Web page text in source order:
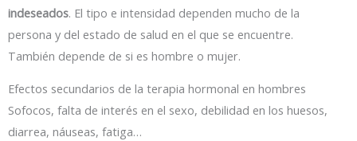
indeseados. El tipo e intensidad dependen mucho de la
persona y del estado de salud en el que se encuentre.
También depende de si es hombre o mujer.
Efectos secundarios de la terapia hormonal en hombres
Sofocos, falta de interés en el sexo, debilidad en los huesos,
diarrea, náuseas, fatiga…